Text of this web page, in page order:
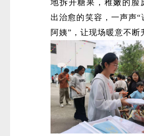
地拆开糖果，稚嫩的脸
出治愈的笑容，一声声“
阿姨”，让现场暖意不断